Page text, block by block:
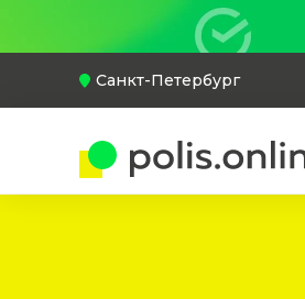
Санкт-Петербург